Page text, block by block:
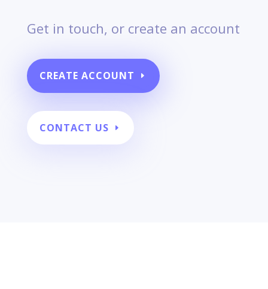
Get in touch, or create an account
CREATE ACCOUNT
CONTACT US